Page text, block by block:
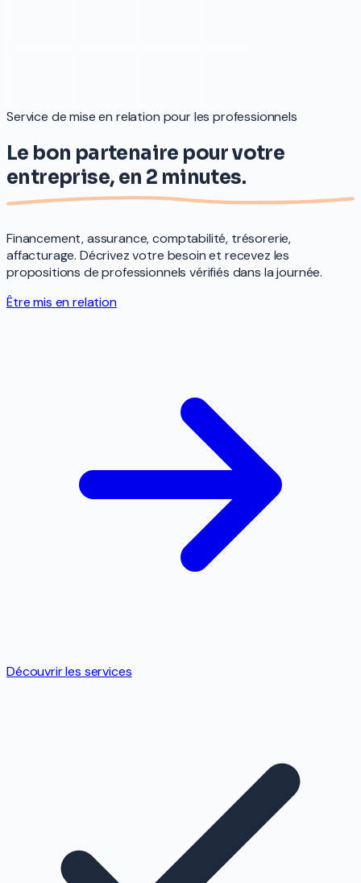
Service de mise en relation pour les professionnels
Le bon partenaire pour votre
entreprise, en 2 minutes.
Financement, assurance, comptabilité, trésorerie,
affacturage. Décrivez votre besoin et recevez les
propositions de professionnels vérifiés dans la journée.
Être mis en relation
Découvrir les services